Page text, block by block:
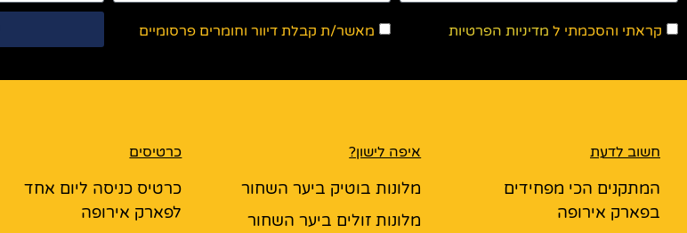
קראתי והסכמתי ל מדיניות הפרטיות מאשר/ת קבלת דיוור וחומרים פרסומיים
חשוב לדעת
המתקנים הכי מפחידים
בפארק אירופה
איפה לישון?
מלונות בוטיק ביער השחור
מלונות זולים ביער השחור
כרטיסים
כרטיס כניסה ליום אחד
לפארק אירופה